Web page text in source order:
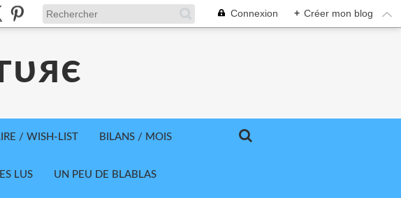
Connexion + Créer mon blog
/ WISH-LIST BILANS / MOIS
LUS UN PEU DE BLABLAS